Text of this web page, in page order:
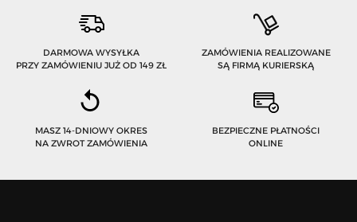
DARMOWA WYSYŁKA
PRZY ZAMÓWIENIU JUŻ OD 149 ZŁ
ZAMÓWIENIA REALIZOWANE
SĄ FIRMĄ KURIERSKĄ
MASZ 14-DNIOWY OKRES
NA ZWROT ZAMÓWIENIA
BEZPIECZNE PŁATNOŚCI
ONLINE